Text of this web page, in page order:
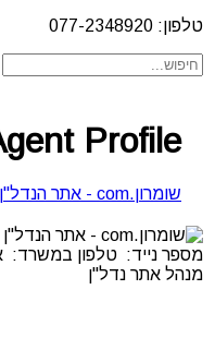
טלפון: 077-2348920
Profile
שומרון.com - אתר הנדל"ן
מספר נייד: טלפון במשרד:
מנהל אתר נדל"ן